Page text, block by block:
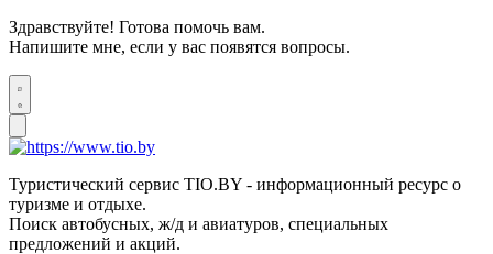
Здравствуйте! Готова помочь вам.
Напишите мне, если у вас появятся вопросы.
Туристический сервис TIO.BY - информационный ресурс о
туризме и отдыхе.
Поиск автобусных, ж/д и авиатуров, специальных
предложений и акций.